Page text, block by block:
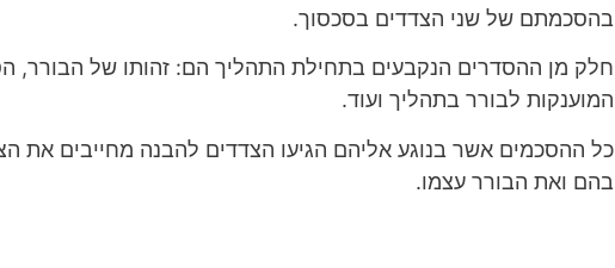
בהסכמתם של שני הצדדים בסכסוך.
חלק מן ההסדרים הנקבעים בתחילת התהליך הם: זהותו של הבורר,
המוענקות לבורר בתהליך ועוד.
כל ההסכמים אשר בנוגע אליהם הגיעו הצדדים להבנה מחייבים את
בהם ואת הבורר עצמו.